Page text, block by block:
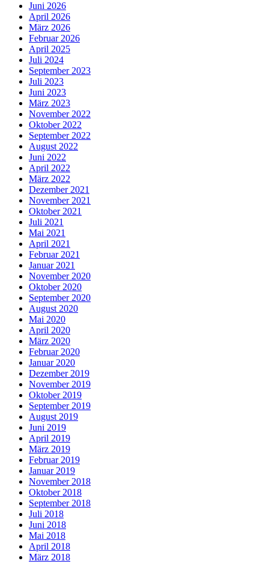
Juni 2026
April 2026
März 2026
Februar 2026
April 2025
Juli 2024
September 2023
Juli 2023
Juni 2023
März 2023
November 2022
Oktober 2022
September 2022
August 2022
Juni 2022
April 2022
März 2022
Dezember 2021
November 2021
Oktober 2021
Juli 2021
Mai 2021
April 2021
Februar 2021
Januar 2021
November 2020
Oktober 2020
September 2020
August 2020
Mai 2020
April 2020
März 2020
Februar 2020
Januar 2020
Dezember 2019
November 2019
Oktober 2019
September 2019
August 2019
Juni 2019
April 2019
März 2019
Februar 2019
Januar 2019
November 2018
Oktober 2018
September 2018
Juli 2018
Juni 2018
Mai 2018
April 2018
März 2018